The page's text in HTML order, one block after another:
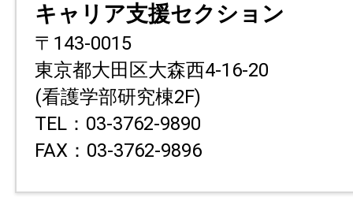
キャリア支援セクション
〒143-0015
東京都大田区大森西4-16-20
(看護学部研究棟2F)
TEL：03-3762-9890
FAX：03-3762-9896